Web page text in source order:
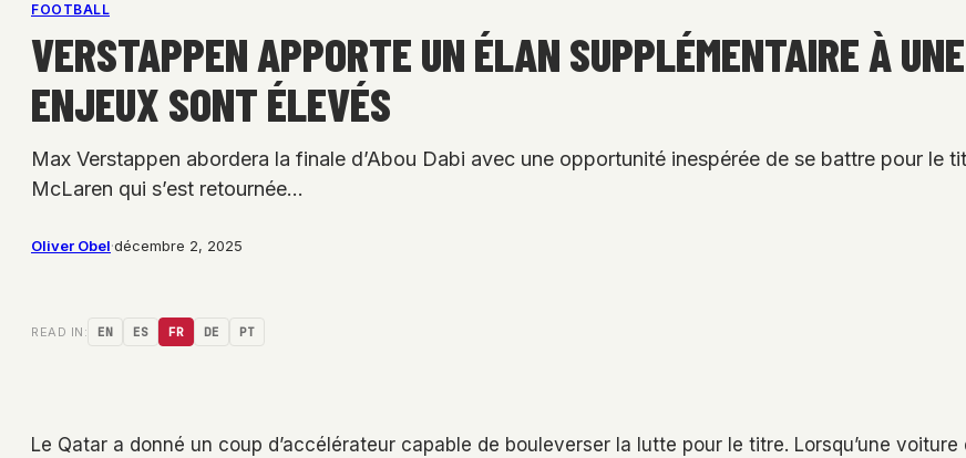
FOOTBALL
VERSTAPPEN APPORTE UN ÉLAN SUPPLÉMENTAIRE À
ENJEUX SONT ÉLEVÉS
Max Verstappen abordera la finale d’Abou Dabi avec une opportunité inespérée de se battre pour le
McLaren qui s’est retournée…
Oliver Obel·décembre 2, 2025
READ IN: EN ES FR DE PT
Le Qatar a donné un coup d’accélérateur capable de bouleverser la lutte pour le titre. Lorsqu’une voiture